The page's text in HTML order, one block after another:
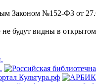
Законом №152-ФЗ от
будут видны в открытом